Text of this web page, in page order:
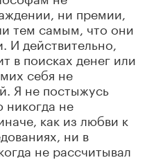
ни премии,
тем самым, что они
И действительно,
в поисках денег или
себя не
Я не постыжусь
никогда не
как из любви к
ни в
не рассчитывал